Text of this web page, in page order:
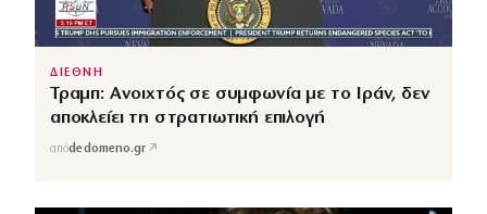
ΔΙΕΘΝΗ
Τραμπ: Ανοιχτός σε συμφωνία με το Ιράν, δεν
αποκλείει τη στρατιωτική επιλογή
απόdedomeno.gr ↗